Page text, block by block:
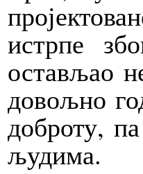
истрпе
остављао
довољно
доброту,
људима.